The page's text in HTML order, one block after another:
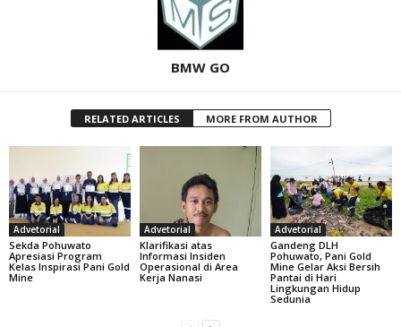
BMW GO
RELATED ARTICLES MORE FROM AUTHOR
Advetorial
Sekda Pohuwato
Apresiasi Program
Kelas Inspirasi Pani Gold
Mine
Advetorial
Klarifikasi atas
Informasi Insiden
Operasional di Area
Kerja Nanasi
Advetorial
Gandeng DLH
Pohuwato, Pani Gold
Mine Gelar Aksi Bersih
Pantai di Hari
Lingkungan Hidup
Sedunia